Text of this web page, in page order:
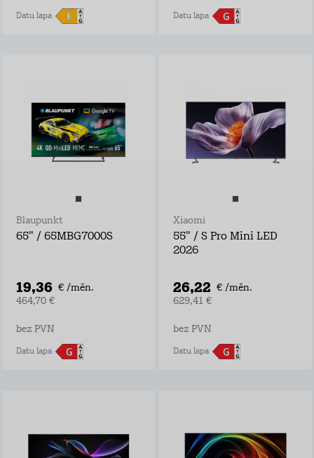
Datu lapa Datu lapa
Blaupunkt
65" / 65MBG7000S
19,36 € /mēn.
464,70 €
bez PVN
Datu lapa
Xiaomi
55" / S Pro Mini LED
2026
26,22 € /mēn.
629,41 €
bez PVN
Datu lapa